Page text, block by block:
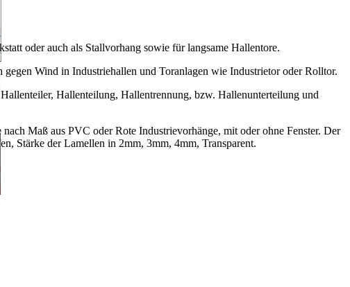
oder auch als Stallvorhang sowie für langsame Hallentore.
Wind in Industriehallen und Toranlagen wie Industrietor oder Rolltor.
Hallenteilung, Hallentrennung, bzw. Hallenunterteilung und
Maß aus PVC oder Rote Industrievorhänge, mit oder ohne Fenster. Der
Stärke der Lamellen in 2mm, 3mm, 4mm, Transparent.